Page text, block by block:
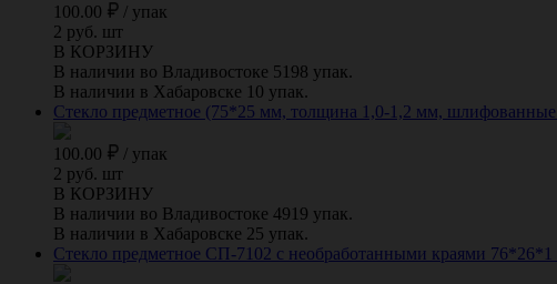
100.00 / упак
2 руб. шт
В КОРЗИНУ
В наличии во Владивостоке 5198 упак.
В наличии в Хабаровске 10 упак.
Стекло предметное (75*25 мм, толщина 1,0-1,2 мм, шлифованные
100.00 / упак
2 руб. шт
В КОРЗИНУ
В наличии во Владивостоке 4919 упак.
В наличии в Хабаровске 25 упак.
Стекло предметное СП-7102 с необработанными краями